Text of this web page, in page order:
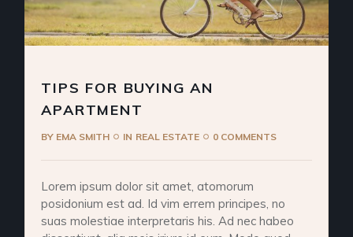
TIPS FOR BUYING AN
APARTMENT
BY EMA SMITH IN REAL ESTATE 0 COMMENTS
Lorem ipsum dolor sit amet, atomorum
posidonium est ad. Id vim errem principes, no
suas molestiae interpretaris his. Ad nec habeo